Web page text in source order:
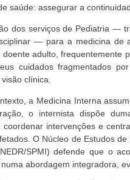
saúde: assegurar a
dos serviços de Pediatria —
— para a medicina de
doente adulto, frequentemente
cuidados fragmentados
clínica.
a Medicina Interna
o internista dispõe
coordenar intervenções e
O Núcleo de Estudos
SPMI) defende que o
abordagem integradora,